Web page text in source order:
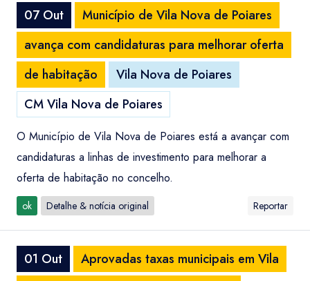
07 Out
Município de Vila Nova de Poiares
avança com candidaturas para melhorar oferta
de habitação
Vila Nova de Poiares
CM Vila Nova de Poiares
O Município de Vila Nova de Poiares está a avançar com
candidaturas a linhas de investimento para melhorar a
oferta de habitação no concelho.
ok Detalhe & notícia original Reportar
01 Out
Aprovadas taxas municipais em Vila